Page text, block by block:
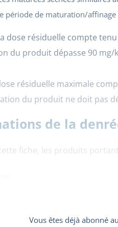
période de maturation/
dose résiduelle compte
du produit dépasse 90 mg/
résiduelle maximale
du produit ne doit pas
de la
fiche, les produits
Vous êtes déjà abonné